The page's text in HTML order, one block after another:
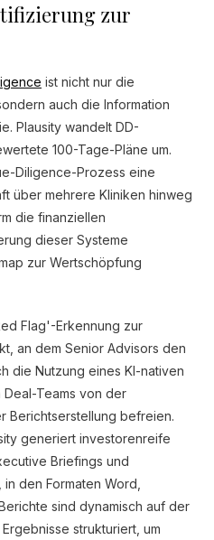
zur
ist nicht nur die
auch die Information
Plausity wandelt DD-
100-Tage-Pläne um.
Diligence-Prozess eine
über mehrere Kliniken hinweg
die finanziellen
dieser Systeme
zur Wertschöpfung
Flag'-Erkennung zur
an dem Senior Advisors den
die Nutzung eines KI-nativen
Teams von der
Berichtserstellung befreien.
generiert investorenreife
Briefings und
den Formaten Word,
sind dynamisch auf der
strukturiert, um